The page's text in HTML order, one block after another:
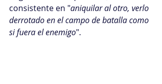
consistente en "aniquilar al otro, verlo
derrotado en el campo de batalla como
si fuera el enemigo".